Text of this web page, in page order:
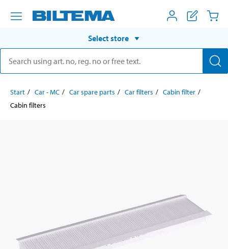
Select store
Start Car - MC Car spare parts Car filters
Cabin filter
Cabin filters